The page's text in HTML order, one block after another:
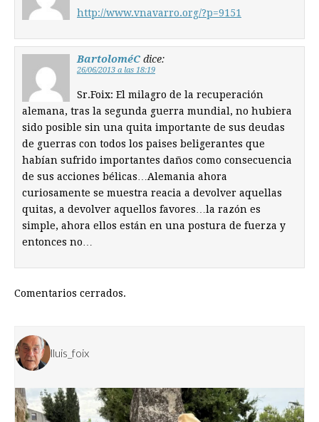
http://www.vnavarro.org/?p=9151
BartoloméC dice:
26/06/2013 a las 18:19
Sr.Foix: El milagro de la recuperación
alemana, tras la segunda guerra mundial, no hubiera
sido posible sin una quita importante de sus deudas
de guerras con todos los paises beligerantes que
habían sufrido importantes daños como consecuencia
de sus acciones bélicas…Alemania ahora
curiosamente se muestra reacia a devolver aquellas
quitas, a devolver aquellos favores…la razón es
simple, ahora ellos están en una postura de fuerza y
entonces no…
Comentarios cerrados.
lluis_foix